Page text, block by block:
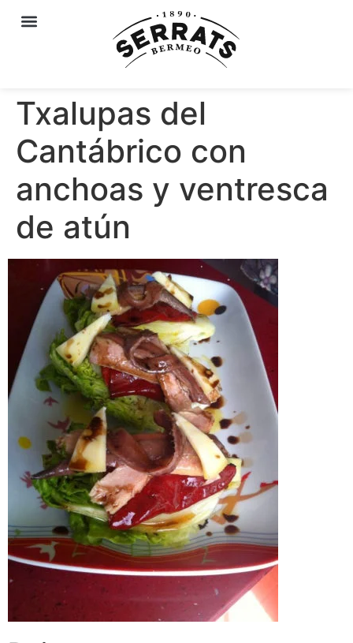
Txalupas del
Cantábrico con
anchoas y ventresca
de atún